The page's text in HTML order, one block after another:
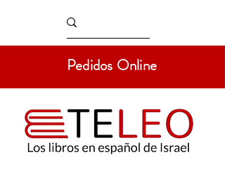
Pedidos Online